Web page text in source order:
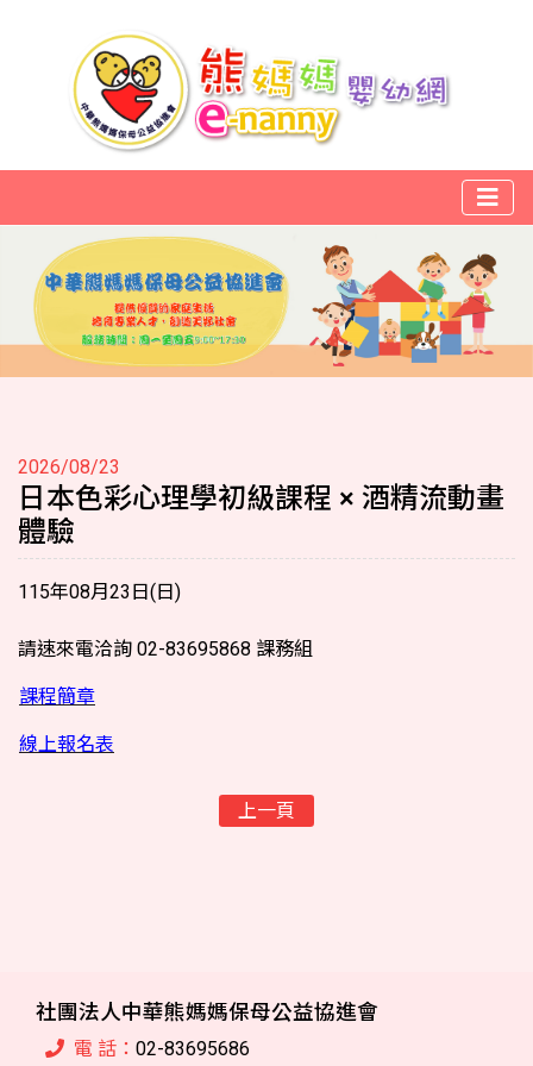
2026/08/23
日本色彩心理學初級課程 × 酒精流動畫
體驗
115年08月23日(日)
請速來電洽詢 02-83695868 課務組
課程簡章
線上報名表
上一頁
社團法人中華熊媽媽保母公益協進會
電 話： 02-83695686